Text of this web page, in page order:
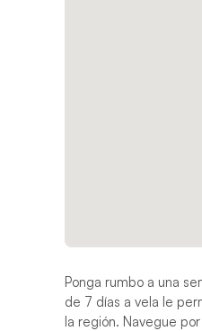
Ponga rumbo a una
de 7 días a vela le
la región. Navegue